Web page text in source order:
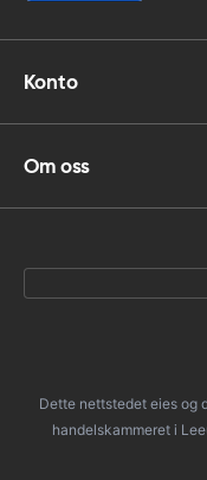
Konto
Om oss
Dette nettstedet eies og
handelskammeret i